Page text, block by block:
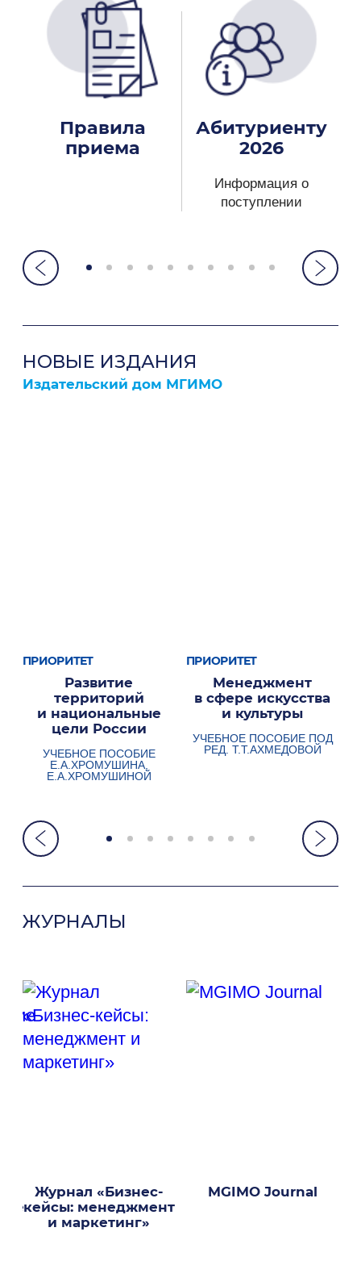
Правила
приема
Абитуриенту
2026
Информация о
поступлении
НОВЫЕ ИЗДАНИЯ
Издательский дом МГИМО
ПРИОРИТЕТ
Развитие
территорий
и национальные
цели России
УЧЕБНОЕ ПОСОБИЕ
Е.А.ХРОМУШИНА ,
Е.А.ХРОМУШИНОЙ
ПРИОРИТЕТ
Менеджмент
в сфере искусства
и культуры
УЧЕБНОЕ ПОСОБИЕ ПОД
РЕД. Т.Т.АХМЕДОВОЙ
ЖУРНАЛЫ
Журнал «Бизнес-
кейсы: менеджмент
и маркетинг»
MGIMO Journal